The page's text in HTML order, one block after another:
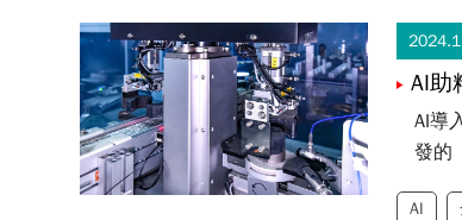
AI
AI導
發的
AI